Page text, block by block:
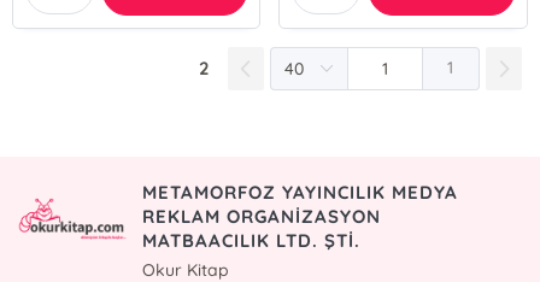
2 1
METAMORFOZ YAYINCILIK MEDYA
REKLAM ORGANİZASYON
MATBAACILIK LTD. ŞTİ.
Okur Kitap